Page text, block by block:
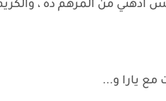
ادهني من المرهم ده ،
مع يارا و...